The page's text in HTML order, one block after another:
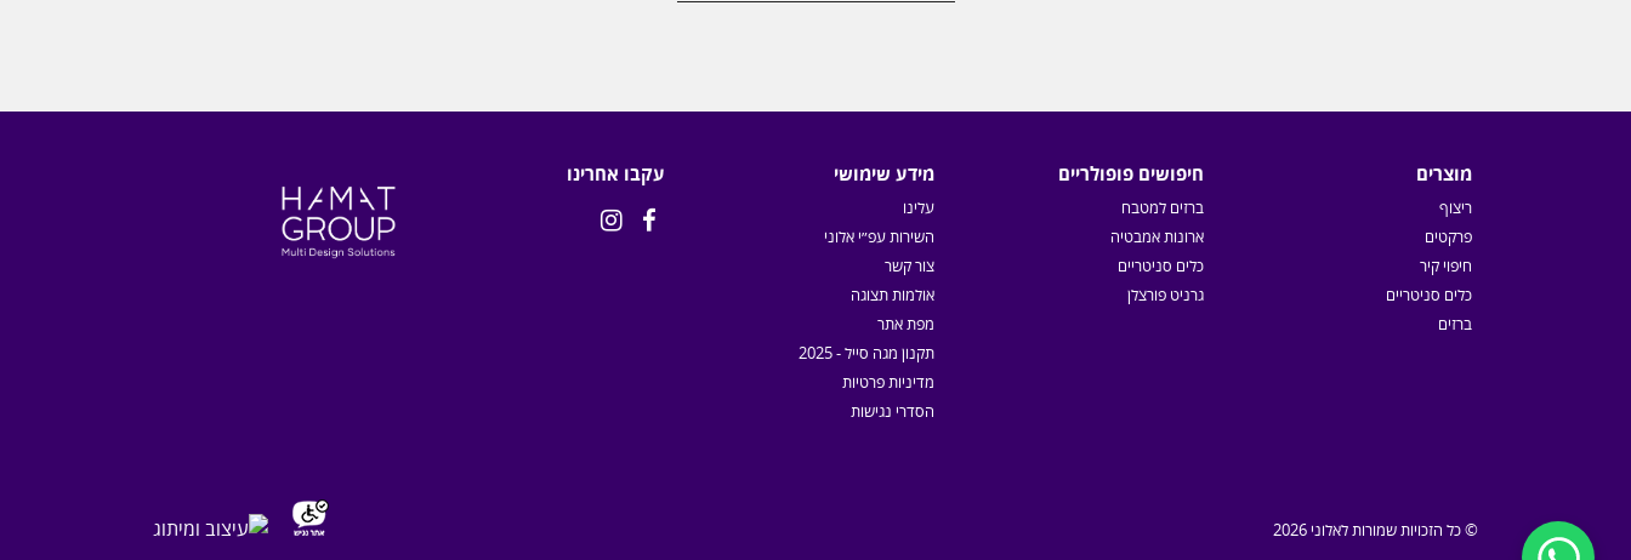
מוצרים
ריצוף
פרקטים
חיפוי קיר
כלים סניטריים
ברזים
חיפושים פופולריים
ברזים למטבח
ארונות אמבטיה
כלים סניטריים
גרניט פורצלן
מידע שימושי
עלינו
השירות עפ״י אלוני
צור קשר
אולמות תצוגה
מפת אתר
תקנון מגה סייל - 2025
מדיניות פרטיות
הסדרי נגישות
עקבו אחרינו


© כל הזכויות שמורות לאלוני 2026